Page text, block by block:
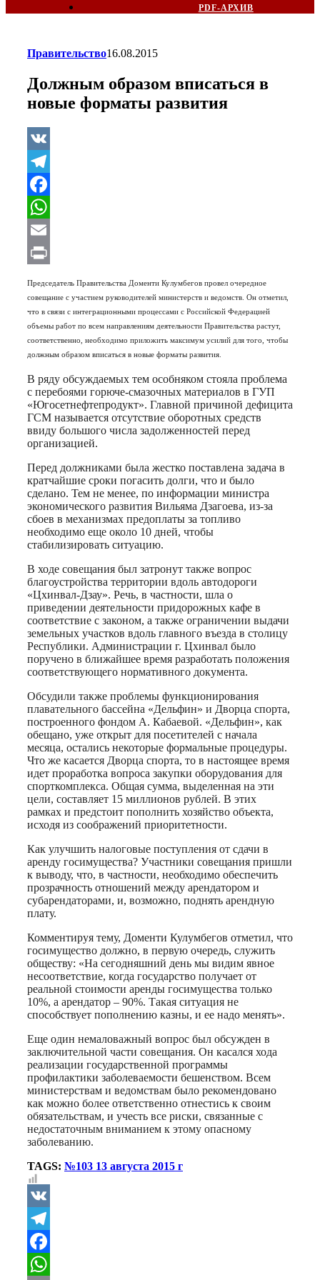
PDF-АРХИВ
Правительство16.08.2015
Должным образом вписаться в
новые форматы развития
VK
Telegram
Facebook
WhatsApp
Email
Председатель Правительства Доменти Кулумбегов провел очередное
совещание с участием руководителей министерств и ведомств. Он отметил,
что в связи с интеграционными процессами с Российской Федерацией
объемы работ по всем направлениям деятельности Правительства растут,
соответственно, необходимо приложить максимум усилий для того, чтобы
должным образом вписаться в новые форматы развития.
В ряду обсуждаемых тем особняком стояла проблема
с перебоями горюче-смазочных материалов в ГУП
«Югосетнефтепродукт». Главной причиной дефицита
ГСМ называется отсутствие оборотных средств
ввиду большого числа задолженностей перед
организацией.
Перед должниками была жестко поставлена задача в
кратчайшие сроки погасить долги, что и было
сделано. Тем не менее, по информации министра
экономического развития Вильяма Дзагоева, из-за
сбоев в механизмах предоплаты за топливо
необходимо еще около 10 дней, чтобы
стабилизировать ситуацию.
В ходе совещания был затронут также вопрос
благоустройства территории вдоль автодороги
«Цхинвал-Дзау». Речь, в частности, шла о
приведении деятельности придорожных кафе в
соответствие с законом, а также ограничении выдачи
земельных участков вдоль главного въезда в столицу
Республики. Администрации г. Цхинвал было
поручено в ближайшее время разработать положения
соответствующего нормативного документа.
Обсудили также проблемы функционирования
плавательного бассейна «Дельфин» и Дворца спорта,
построенного фондом А. Кабаевой. «Дельфин», как
обещано, уже открыт для посетителей с начала
месяца, остались некоторые формальные процедуры.
Что же касается Дворца спорта, то в настоящее время
идет проработка вопроса закупки оборудования для
спорткомплекса. Общая сумма, выделенная на эти
цели, составляет 15 миллионов рублей. В этих
рамках и предстоит пополнить хозяйство объекта,
исходя из соображений приоритетности.
Как улучшить налоговые поступления от сдачи в
аренду госимущества? Участники совещания пришли
к выводу, что, в частности, необходимо обеспечить
прозрачность отношений между арендатором и
субарендаторами, и, возможно, поднять арендную
плату.
Комментируя тему, Доменти Кулумбегов отметил, что
госимущество должно, в первую очередь, служить
обществу: «На сегодняшний день мы видим явное
несоответствие, когда государство получает от
реальной стоимости аренды госимущества только
10%, а арендатор – 90%. Такая ситуация не
способствует пополнению казны, и ее надо менять».
Еще один немаловажный вопрос был обсужден в
заключительной части совещания. Он касался хода
реализации государственной программы
профилактики заболеваемости бешенством. Всем
министерствам и ведомствам было рекомендовано
как можно более ответственно отнестись к своим
обязательствам, и учесть все риски, связанные с
недостаточным вниманием к этому опасному
заболеванию.
TAGS: №103 13 августа 2015 г
VK
Telegram
Facebook